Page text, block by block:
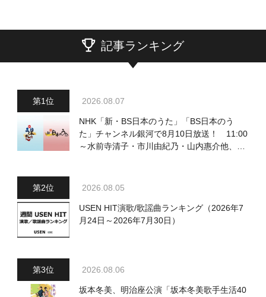
記事ランキング
2026.08.07
NHK「新・BS日本のうた」「BS日本のう
た」チャンネル銀河で8月10日放送！ 11:00
～水前寺清子・市川由紀乃・山内惠介他、
2026.08.05
USEN HIT演歌/歌謡曲ランキング（2026年7
月24日～2026年7月30日）
2026.08.06
坂本冬美、明治座公演「坂本冬美歌手生活40